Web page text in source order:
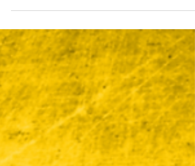
Topstein perfektní volbou pro psy a kočky s vysokou
aktivitou, ale i pro vybíravé jazýčky.